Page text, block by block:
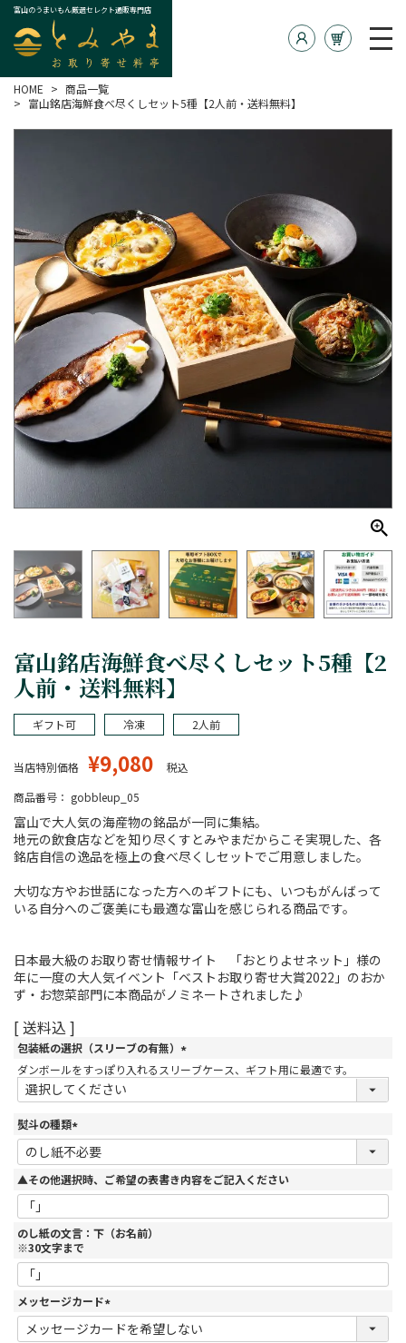
富山のうまいもん厳選セレクト通販専門店
HOME
商品一覧
富山銘店海鮮食べ尽くしセット5種【2人前・送料無料】
富山銘店海鮮食べ尽くしセット5種【2
人前・送料無料】
ギフト可 冷凍 2人前
当店特別価格 ¥9,080
税込
商品番号
gobbleup_05
富山で大人気の海産物の銘品が一同に集結。
地元の飲食店などを知り尽くすとみやまだからこそ実現した、各
銘店自信の逸品を極上の食べ尽くしセットでご用意しました。
大切な方やお世話になった方へのギフトにも、いつもがんばって
いる自分へのご褒美にも最適な富山を感じられる商品です。
日本最大級のお取り寄せ情報サイト 「おとりよせネット」様の
年に一度の大人気イベント「ベストお取り寄せ大賞2022」のおか
ず・お惣菜部門に本商品がノミネートされました♪
送料込
包装紙の選択（スリーブの有無）
(
必
ダンボールをすっぽり入れるスリーブケース、ギフト用に最適です。
熨斗の種類
(
必
須
)
▲その他選択時、ご希望の表書き内容をご記入ください
のし紙の文言：下（お名前）
※30文字まで
メッセージカード
(
必